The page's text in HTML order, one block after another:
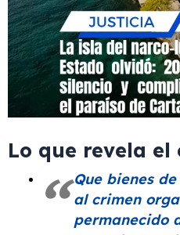
Lo que revela el
Que bienes
al crimen
permanecido